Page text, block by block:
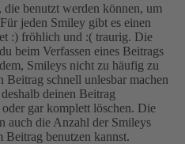
benutzt werden können, um
jeden Smiley gibt es einen
:) fröhlich und :( traurig. Die
beim Verfassen eines Beitrags
Smileys nicht zu häufig zu
Beitrag schnell unlesbar machen
deinen Beitrag
gar komplett löschen. Die
auch die Anzahl der Smileys
Beitrag benutzen kannst.